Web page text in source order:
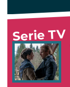
Serie TV